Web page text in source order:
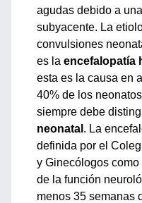
agudas debido a
subyacente. La
convulsiones
es la encefalopatía
esta es la causa en
40% de los
siempre debe
neonatal . La
definida por el
y Ginecólogos
de la función
menos 35 semanas